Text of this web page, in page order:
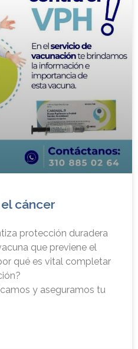
cáncer
protección duradera
que previene el
qué es vital completar
y aseguramos tu